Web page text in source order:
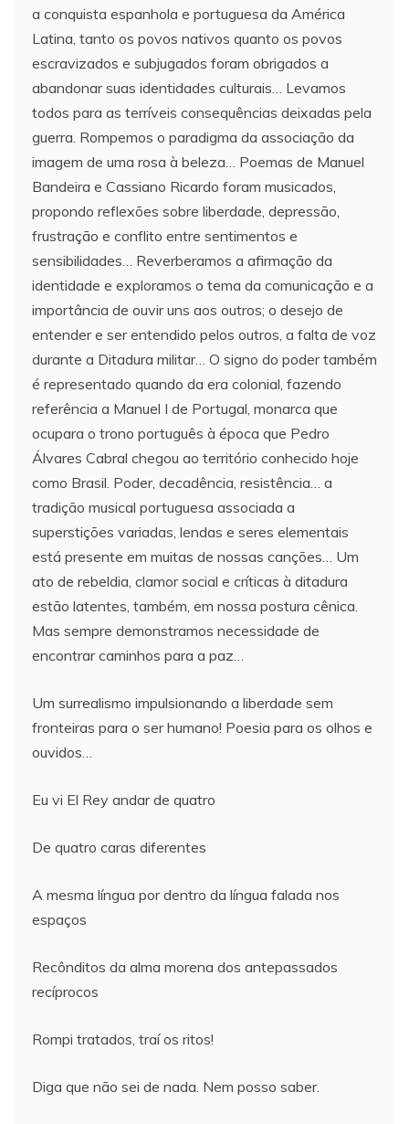
a conquista espanhola e portuguesa da América
Latina, tanto os povos nativos quanto os povos
escravizados e subjugados foram obrigados a
abandonar suas identidades culturais… Levamos
todos para as terríveis consequências deixadas pela
guerra. Rompemos o paradigma da associação da
imagem de uma rosa à beleza… Poemas de Manuel
Bandeira e Cassiano Ricardo foram musicados,
propondo reflexões sobre liberdade, depressão,
frustração e conflito entre sentimentos e
sensibilidades… Reverberamos a afirmação da
identidade e exploramos o tema da comunicação e a
importância de ouvir uns aos outros; o desejo de
entender e ser entendido pelos outros, a falta de voz
durante a Ditadura militar… O signo do poder também
é representado quando da era colonial, fazendo
referência a Manuel I de Portugal, monarca que
ocupara o trono português à época que Pedro
Álvares Cabral chegou ao território conhecido hoje
como Brasil. Poder, decadência, resistência… a
tradição musical portuguesa associada a
superstições variadas, lendas e seres elementais
está presente em muitas de nossas canções… Um
ato de rebeldia, clamor social e críticas à ditadura
estão latentes, também, em nossa postura cênica.
Mas sempre demonstramos necessidade de
encontrar caminhos para a paz…
Um surrealismo impulsionando a liberdade sem
fronteiras para o ser humano! Poesia para os olhos e
ouvidos…
Eu vi El Rey andar de quatro
De quatro caras diferentes
A mesma língua por dentro da língua falada nos
espaços
Recônditos da alma morena dos antepassados
recíprocos
Rompi tratados, traí os ritos!
Diga que não sei de nada. Nem posso saber.